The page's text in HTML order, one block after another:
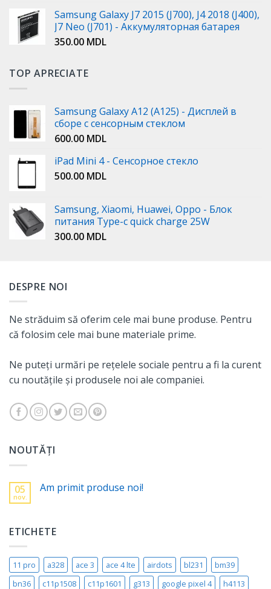
Samsung Galaxy J7 2015 (J700), J4 2018 (J400),
J7 Neo (J701) - Аккумуляторная батарея
350.00 MDL
TOP APRECIATE
Samsung Galaxy A12 (A125) - Дисплей в
сборе с сенсорным стеклом
600.00 MDL
iPad Mini 4 - Сенсорное стекло
500.00 MDL
Samsung, Xiaomi, Huawei, Oppo - Блок
питания Type-c quick charge 25W
300.00 MDL
DESPRE NOI
Ne străduim să oferim cele mai bune produse. Pentru
că folosim cele mai bune materiale prime.
Ne puteți urmări pe rețelele sociale pentru a fi la curent
cu noutățile și produsele noi ale companiei.
NOUTĂȚI
05
nov.
Am primit produse noi!
ETICHETE
11 pro a328 ace 3 ace 4 lte airdots bl231
bm39
bn36
c11p1508 c11p1601 g313 google pixel 4 h4113